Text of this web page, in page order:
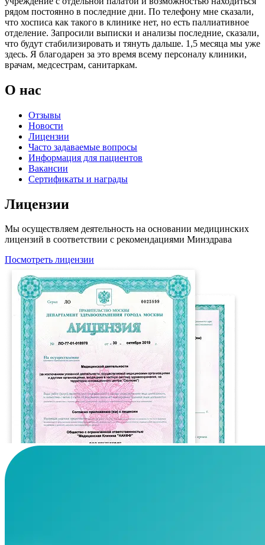
рядом постоянно в последние дни. По телефону мне сказали,
что хосписа как такого в клинике нет, но есть паллиативное
отделение. Запросили выписки и анализы последние, сказали,
что будут стабилизировать и тянуть дальше. 1,5 месяца мы уже
здесь. Я благодарен за это время всему персоналу клиники,
врачам, медсестрам, санитаркам.
О нас
Отзывы
Новости
Лицензии
Часто задаваемые вопросы
Информация для пациентов
Вакансии
Сертификаты и награды
Лицензии
Мы осуществляем деятельность на основании медицинских
лицензий в соответствии с рекомендациями Минздрава
Посмотреть лицензии